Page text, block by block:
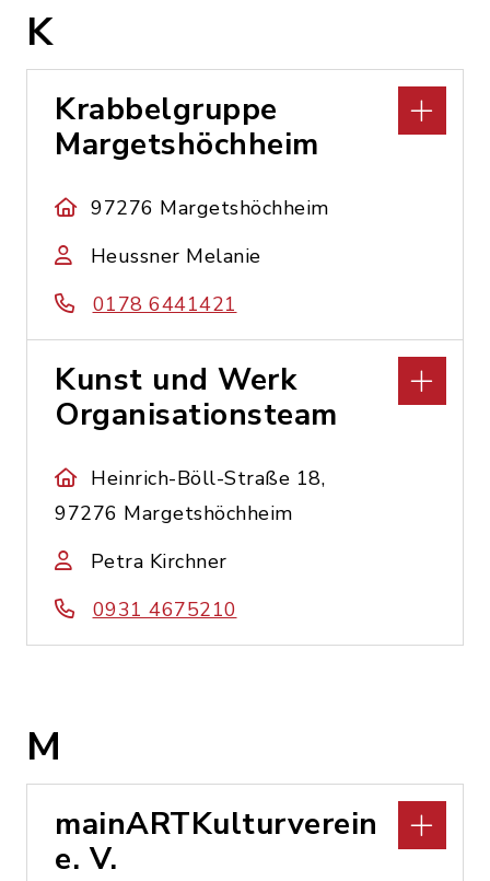
K
Krabbelgruppe
Margetshöchheim
97276 Margetshöchheim
Heussner Melanie
0178 6441421
Kunst und Werk
Organisationsteam
Heinrich-Böll-Straße 18,
97276 Margetshöchheim
Petra Kirchner
0931 4675210
M
mainARTKulturverein
e. V.